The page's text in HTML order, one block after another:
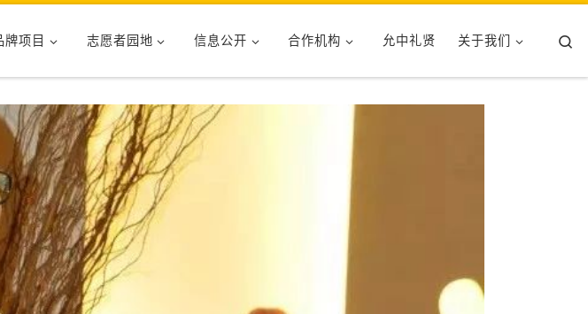
牌项目 志愿者园地 信息公开 合作机构 允中礼贤 关于我们